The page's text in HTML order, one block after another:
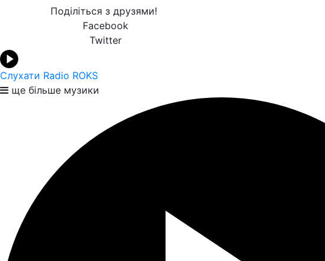
Поділіться з друзями!
Facebook
Twitter
Слухати Radio ROKS
ще більше музики